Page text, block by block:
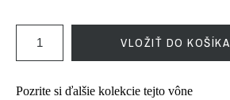
VLOŽIŤ DO KOŠÍKA
Pozrite si ďalšie kolekcie tejto vône